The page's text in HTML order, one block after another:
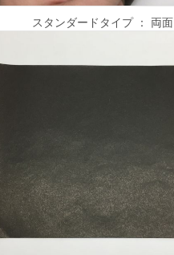
スタンダードタイプ ： 両面